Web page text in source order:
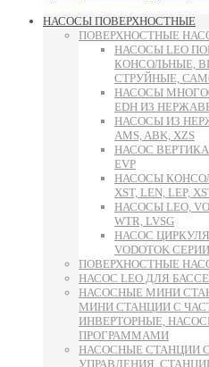
НАСОСЫ ПОВЕРХНОСТНЫЕ
ПОВЕРХНОСТНЫЕ
НАСОСЫ LEO
КОНСОЛЬНЫЕ,
СТРУЙНЫЕ,
НАСОСЫ
EDH ИЗ
НАСОСЫ ИЗ
AMS, ABK, XZS
НАСОС
EVP
НАСОСЫ
XST, LEN, LEP,
НАСОСЫ LEO,
WTR, LVSG
НАСОС
VODOTOK
ПОВЕРХНОСТНЫЕ
НАСОС LEO ДЛЯ
НАСОСНЫЕ МИНИ
МИНИ СТАНЦИИ С
ИНВЕРТОРНЫЕ,
ПРОГРАММАМИ
НАСОСНЫЕ СТАНЦИИ
УПРАВЛЕНИЯ,